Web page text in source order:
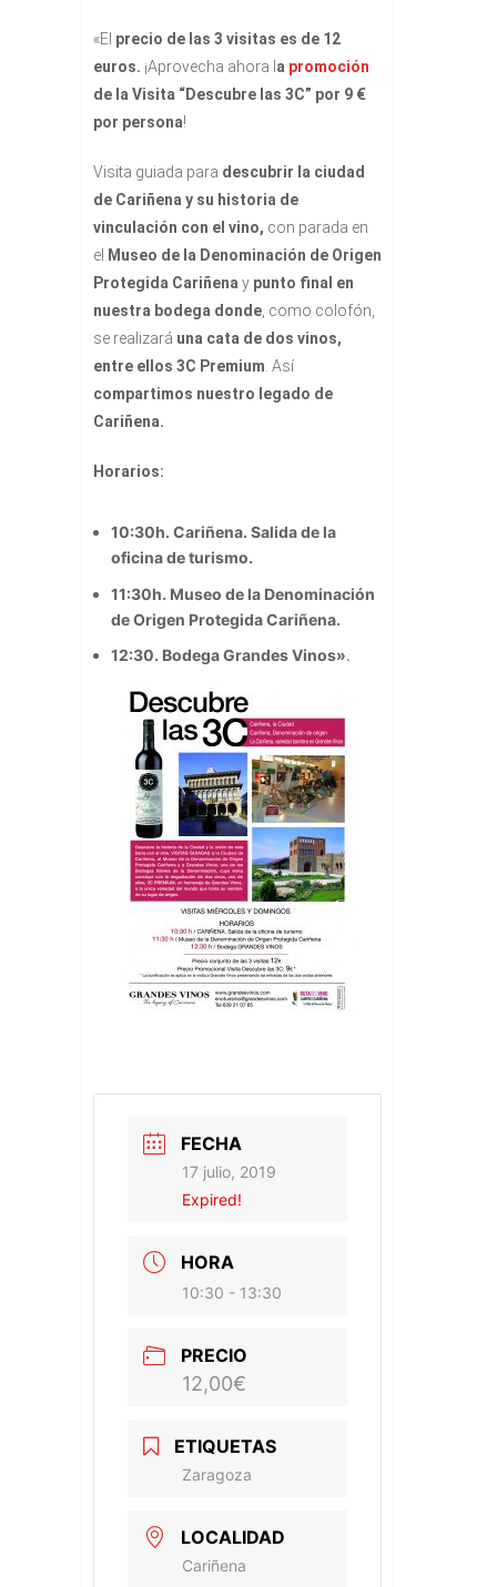
«El precio de las 3 visitas es de 12
euros. ¡Aprovecha ahora l a promoción
de la Visita “Descubre las 3C” por 9 €
por persona!
Visita guiada para descubrir la ciudad
de Cariñena y su historia de
vinculación con el vino, con parada en
el Museo de la Denominación de Origen
Protegida Cariñena y punto final en
nuestra bodega donde , como colofón,
se realizará una cata de dos vinos,
entre ellos 3C Premium . Así
compartimos nuestro legado de
Cariñena.
Horarios:
10:30h. Cariñena. Salida de la
oficina de turismo.
11:30h. Museo de la Denominación
de Origen Protegida Cariñena.
12:30. Bodega Grandes Vinos».
FECHA
17 julio, 2019
Expired!
HORA
10:30 - 13:30
PRECIO
12,00€
ETIQUETAS
Zaragoza
LOCALIDAD
Cariñena